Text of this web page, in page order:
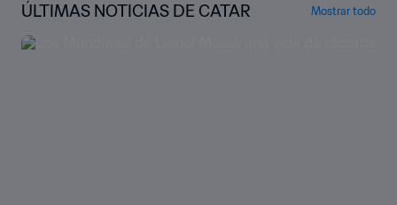
ÚLTIMAS NOTICIAS DE CATAR Mostrar todo